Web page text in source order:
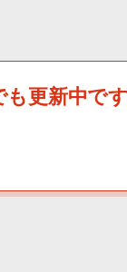
も更新中で